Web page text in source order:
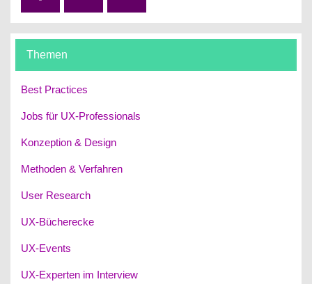
Themen
Best Practices
Jobs für UX-Professionals
Konzeption & Design
Methoden & Verfahren
User Research
UX-Bücherecke
UX-Events
UX-Experten im Interview